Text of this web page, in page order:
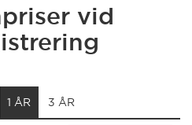
vid
1 ÅR 3 ÅR